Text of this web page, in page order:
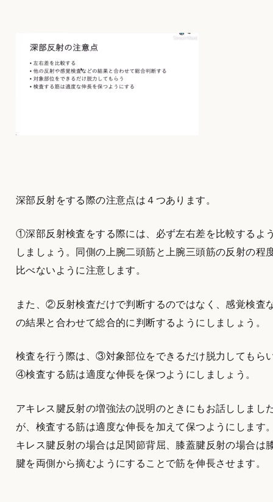
深部反射をする際の注意点は４つあります。
①深部反射検査をする際には、必ず左右差を比較するよ
しましょう。同側の上腕二頭筋と上腕三頭筋の反射の程
比べないように注意します。
また、②反射検査だけで判断するのではなく、感覚検査
の結果と合わせて総合的に判断するようにしましょう。
検査を行う際は、③対象部位をできるだけ脱力してもら
④検査する筋は適度な伸長を保つようにしましょう。
アキレス腱反射の増強法の説明のときにもお話ししまし
が、検査する筋は適度な伸長を加えて保つようにします
キレス腱反射の場合は足関節背屈、膝蓋腱反射の場合は
腱を両側から摘むようにすることで筋を伸長させます。